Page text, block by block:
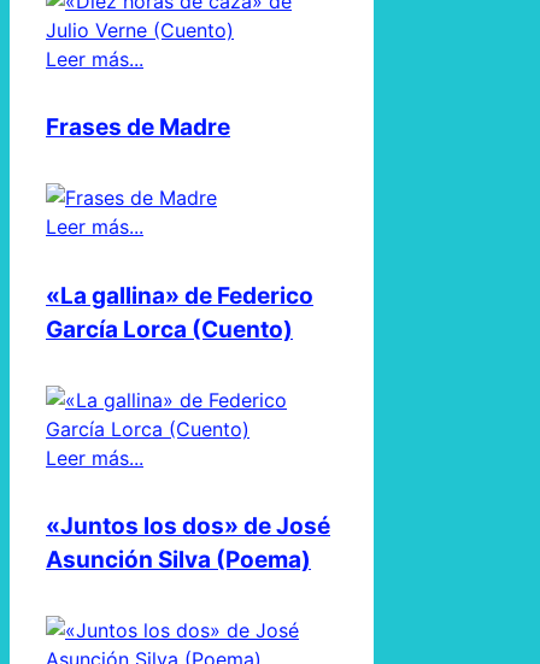
Leer más...
Frases de Madre
Leer más...
«La gallina» de Federico
García Lorca (Cuento)
Leer más...
«Juntos los dos» de José
Asunción Silva (Poema)